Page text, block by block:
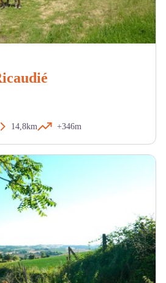
14,8km +346m